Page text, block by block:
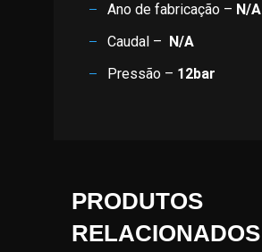
Ano de fabricação – N/A
Caudal – N/A
Pressão – 12bar
PRODUTOS
RELACIONADOS